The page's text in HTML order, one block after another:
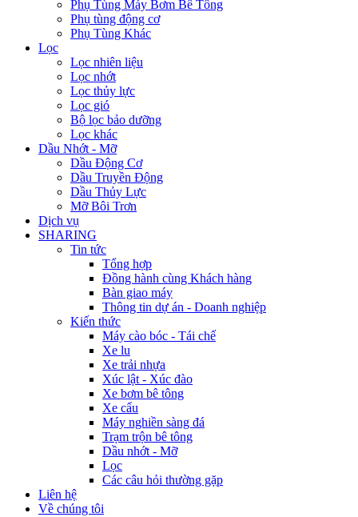
Phụ Tùng Máy Bơm Bê Tông
Phụ tùng động cơ
Phụ Tùng Khác
Lọc
Lọc nhiên liệu
Lọc nhớt
Lọc thủy lực
Lọc gió
Bộ lọc bảo dưỡng
Lọc khác
Dầu Nhớt - Mỡ
Dầu Động Cơ
Dầu Truyền Động
Dầu Thủy Lực
Mỡ Bôi Trơn
Dịch vụ
SHARING
Tin tức
Tổng hợp
Đồng hành cùng Khách hàng
Bàn giao máy
Thông tin dự án - Doanh nghiệp
Kiến thức
Máy cào bóc - Tái chế
Xe lu
Xe trải nhựa
Xúc lật - Xúc đào
Xe bơm bê tông
Xe cẩu
Máy nghiền sàng đá
Trạm trộn bê tông
Dầu nhớt - Mỡ
Lọc
Các câu hỏi thường gặp
Liên hệ
Về chúng tôi